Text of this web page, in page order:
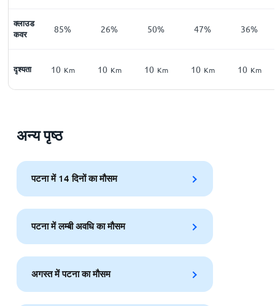
क्लाउड
कवर
85% 26% 50% 47% 36%
दृश्यता 10 Km 10 Km 10 Km 10 Km 10 Km
अन्य पृष्ठ
पटना में 14 दिनों का मौसम
पटना में लम्बी अवधि का मौसम
अगस्त में पटना का मौसम